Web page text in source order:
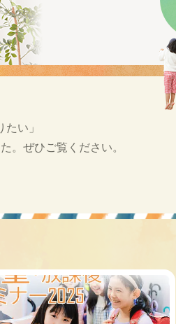
い」
。ぜひご覧ください。